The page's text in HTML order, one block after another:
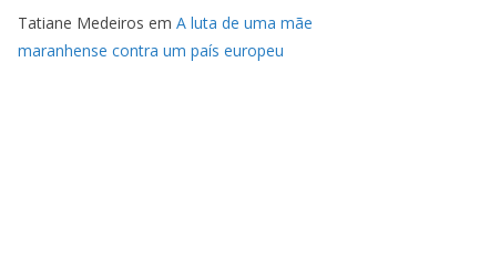
Tatiane Medeiros em A luta de uma mãe
maranhense contra um país europeu